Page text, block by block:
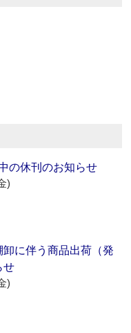
の休刊のお知らせ
)
に伴う商品出荷（発
せ
)